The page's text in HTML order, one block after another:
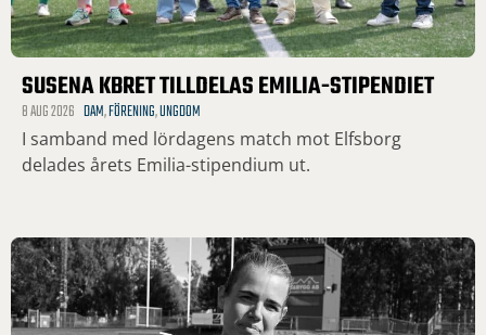
SUSENA KBRET TILLDELAS EMILIA-STIPENDIET
8 AUG 2026 DAM,FÖRENING,UNGDOM
I samband med lördagens match mot Elfsborg
delades årets Emilia-stipendium ut.